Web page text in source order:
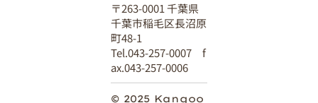
〒263-0001 千葉県
千葉市稲毛区長沼原
町48-1
Tel.043-257-0007 f
ax.043-257-0006
© 2025 Kangoo